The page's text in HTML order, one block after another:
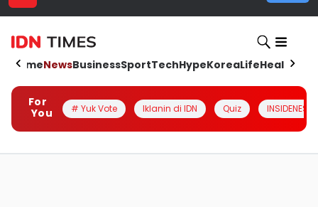
HomeNewsBusinessSportTechHypeKoreaLifeHealth
For
You
# Yuk Vote Iklanin di IDN Quiz INSIDENESIA